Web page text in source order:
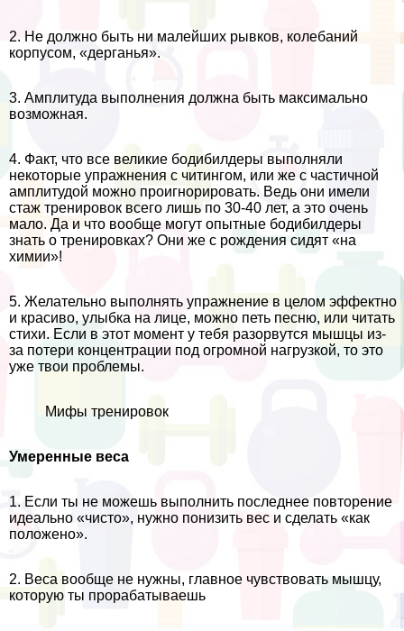
2. Не должно быть ни малейших рывков, колебаний
корпусом, «дерганья».
3. Амплитуда выполнения должна быть максимально
возможная.
4. Факт, что все великие бодибилдеры выполняли
некоторые упражнения с читингом, или же с частичной
амплитудой можно проигнорировать. Ведь они имели
стаж тренировок всего лишь по 30-40 лет, а это очень
мало. Да и что вообще могут опытные бодибилдеры
знать о тренировках? Они же с рождения сидят «на
химии»!
5. Желательно выполнять упражнение в целом эффектно
и красиво, улыбка на лице, можно петь песню, или читать
стихи. Если в этот момент у тебя разорвутся мышцы из-
за потери концентрации под огромной нагрузкой, то это
уже твои проблемы.
Мифы тренировок
Умеренные веса
1. Если ты не можешь выполнить последнее повторение
идеально «чисто», нужно понизить вес и сделать «как
положено».
2. Веса вообще не нужны, главное чувствовать мышцу,
которую ты проpaбатываешь